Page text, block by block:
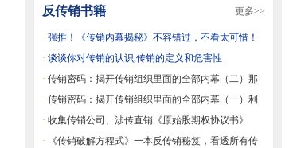
更多>>
反传销书籍
· 强推！《传销内幕揭秘》不容错过，不看太可惜！
· 谈谈你对传销的认识,传销的定义和危害性
· 传销密码：揭开传销组织里面的全部内幕（二）那
是宏观
· 传销密码：揭开传销组织里面的全部内幕（一）利
用人性
· 收集传销公司、涉传直销《原始股期权协议书》
《原始股
·
《传销破解方程式》一本反传销秘笈，看透所有传